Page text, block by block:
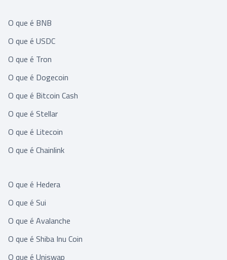
O que é BNB
O que é USDC
O que é Tron
O que é Dogecoin
O que é Bitcoin Cash
O que é Stellar
O que é Litecoin
O que é Chainlink
O que é Hedera
O que é Sui
O que é Avalanche
O que é Shiba Inu Coin
O que é Uniswap